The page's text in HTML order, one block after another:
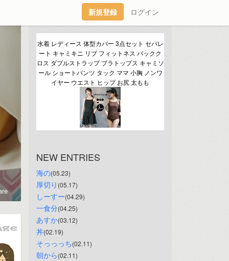
新規登録 ログイン
水着 レディース 体型カバー 3点セット セパレ
ート キャミキニ リブ フィットネス バックク
ロス ダブルストラップ ブラトップス キャミソ
ール ショートパンツ タック ママ 小胸 ノンワ
イヤー ウエスト ヒップ お尻 太もも
NEW ENTRIES
海の(05.23)
厚切り (05.17)
しーすー(04.29)
一食分(04.25)
あすか(03.12)
丼(02.19)
そっっっち(02.11)
朝から(02.11)